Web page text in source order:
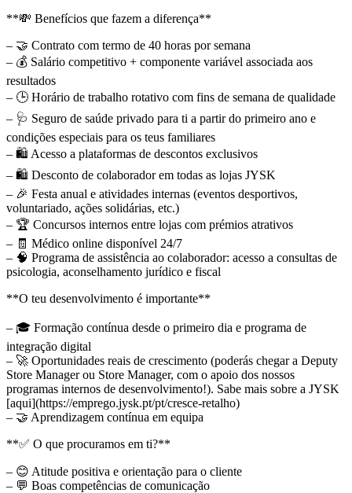
**💸 Benefícios que fazem a diferença**
– 🤝 Contrato com termo de 40 horas por semana
– 💰 Salário competitivo + componente variável associada aos
resultados
– 🕒 Horário de trabalho rotativo com fins de semana de qualidade
– 🩺 Seguro de saúde privado para ti a partir do primeiro ano e
condições especiais para os teus familiares
– 🛍️ Acesso a plataformas de descontos exclusivos
– 🛍️ Desconto de colaborador em todas as lojas JYSK
– 🎉 Festa anual e atividades internas (eventos desportivos,
voluntariado, ações solidárias, etc.)
– 🏆 Concursos internos entre lojas com prémios atrativos
– 🧾 Médico online disponível 24/7
– 🧠 Programa de assistência ao colaborador: acesso a consultas de
psicologia, aconselhamento jurídico e fiscal
**O teu desenvolvimento é importante**
– 🎓 Formação contínua desde o primeiro dia e programa de
integração digital
– 🚀 Oportunidades reais de crescimento (poderás chegar a Deputy
Store Manager ou Store Manager, com o apoio dos nossos
programas internos de desenvolvimento!). Sabe mais sobre a JYSK
[aqui](https://emprego.jysk.pt/pt/cresce-retalho)
– 🤝 Aprendizagem contínua em equipa
**✅ O que procuramos em ti?**
– 😊 Atitude positiva e orientação para o cliente
– 💬 Boas competências de comunicação